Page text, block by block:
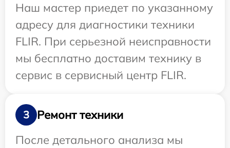
Наш мастер приедет по указанному
адресу для диагностики техники
FLIR. При серьезной неисправности
мы бесплатно доставим технику в
сервис в сервисный центр FLIR.
3
Ремонт техники
После детального анализа мы